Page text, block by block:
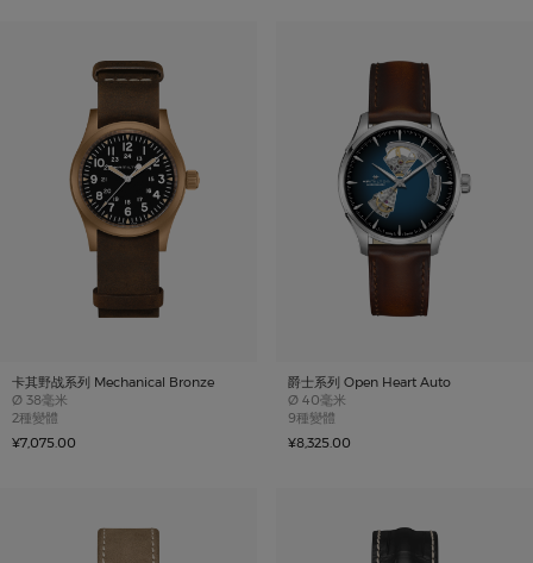
卡其野战系列 Mechanical Bronze
Ø Case size
38毫米
2種變體
¥7,075.00
爵士系列 Open Heart Auto
Ø Case size
40毫米
9種變體
¥8,325.00